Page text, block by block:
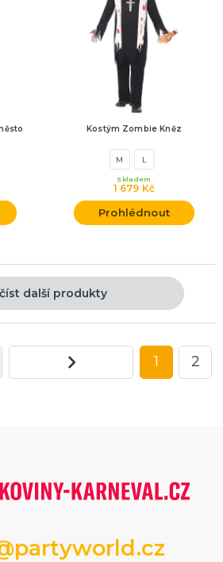
Kostým Zombie Kněz
M L
1 679 Kč
Skladem
Prohlédnout
další produkty
1 2